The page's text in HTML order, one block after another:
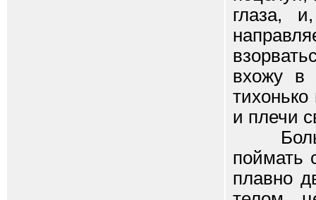
глаза,
вхожу в
и плечи
поймать
плавно